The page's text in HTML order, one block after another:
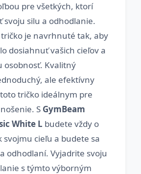
pre všetkých, ktorí
svoju silu a odhodlanie.
je navrhnuté tak, aby
dosiahnuť vašich cieľov a
osobnosť. Kvalitný
ale efektívny
tričko ideálnym pre
S GymBeam
White L budete vždy o
svojmu cieľu a budete sa
odhodlaní. Vyjadrite svoju
s týmto výborným